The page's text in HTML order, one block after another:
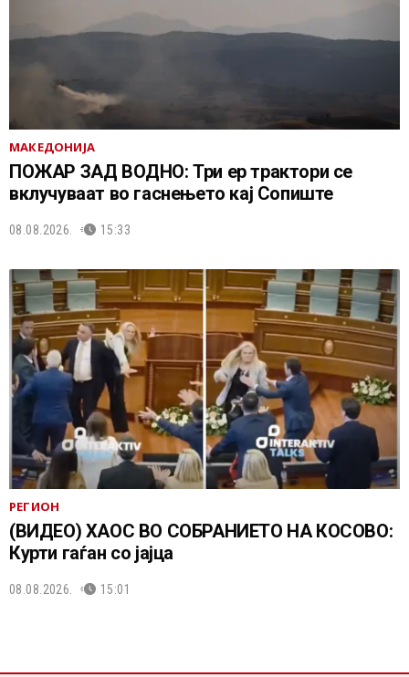
МАКЕДОНИЈА
ПОЖАР ЗАД ВОДНО: Три ер трактори се
вклучуваат во гаснењето кај Сопиште
08.08.2026. 15:33
РЕГИОН
(ВИДЕО) ХАОС ВО СОБРАНИЕТО НА КОСОВО:
Курти гаѓан со јајца
08.08.2026. 15:01